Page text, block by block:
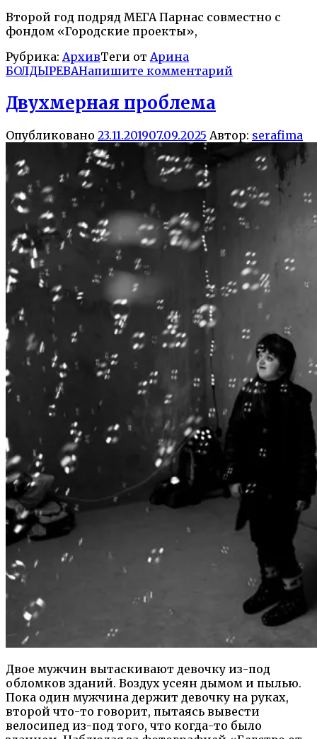
Второй год подряд МЕГА Парнас совместно с
фондом «Городские проекты»,
Рубрика: АрхивТеги от Арина
БОЛДЫРЕВАНапишите комментарий
Двухмерная проблема
Опубликовано 23.11.201907.09.2025 Автор: serafima
Двое мужчин вытаскивают девочку из-под
обломков зданий. Воздух усеян дымом и пылью.
Пока один мужчина держит девочку на руках,
второй что-то говорит, пытаясь вывести
велосипед из-под того, что когда-то было